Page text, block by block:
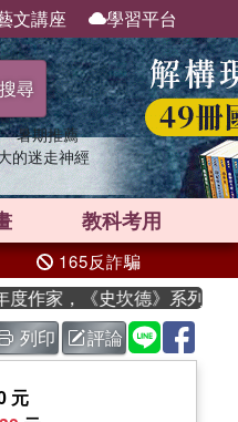
文講座 學習平台
尋
暑期推薦
的迷走神經
教科考用
165反詐騙
，《史坎德》系列帶你踏
列印 評論
元